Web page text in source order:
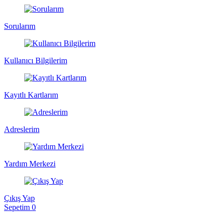
Sorularım
Kullanıcı Bilgilerim
Kayıtlı Kartlarım
Adreslerim
Yardım Merkezi
Çıkış Yap
Sepetim 0